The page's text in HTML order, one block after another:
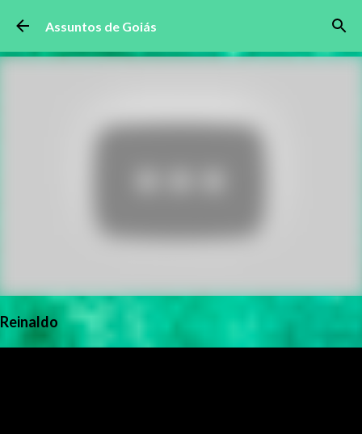
Pular para o conteúdo principal
Assuntos de Goiás
Reinaldo